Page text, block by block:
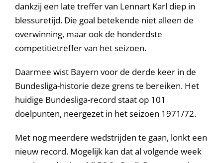
dankzij een late treffer van Lennart Karl diep in
blessuretijd. Die goal betekende niet alleen de
overwinning, maar ook de honderdste
competitietreffer van het seizoen.
Daarmee wist Bayern voor de derde keer in de
Bundesliga-historie deze grens te bereiken. Het
huidige Bundesliga-record staat op 101
doelpunten, neergezet in het seizoen 1971/72.
Met nog meerdere wedstrijden te gaan, lonkt een
nieuw record. Mogelijk kan dat al volgende week